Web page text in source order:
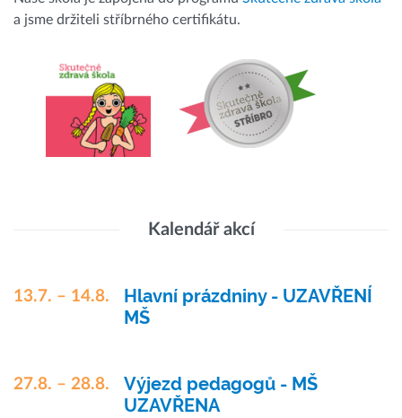
a jsme držiteli stříbrného certifikátu.
Kalendář akcí
13.7. – 14.8.
Hlavní prázdniny - UZAVŘENÍ
MŠ
27.8. – 28.8.
Výjezd pedagogů - MŠ
UZAVŘENA